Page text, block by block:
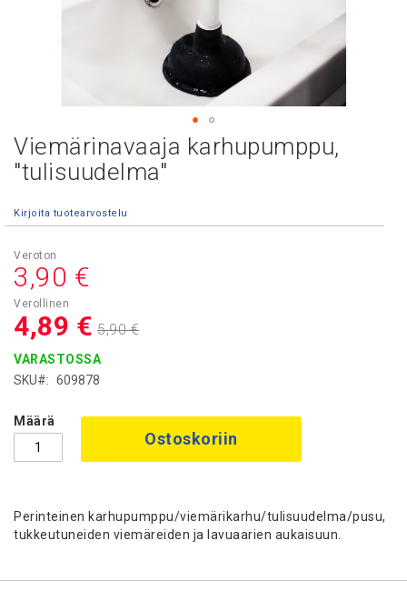
Viemärinavaaja karhupumppu,
"tulisuudelma"
Kirjoita tuotearvostelu
Asiakashinta
4,89 €
3,90 €
5,90 €
VARASTOSSA
SKU
609878
Määrä
Ostoskoriin
Perinteinen karhupumppu/viemärikarhu/tulisuudelma/pusu,
tukkeutuneiden viemäreiden ja lavuaarien aukaisuun.
Skip
to
the
of
images
gallery